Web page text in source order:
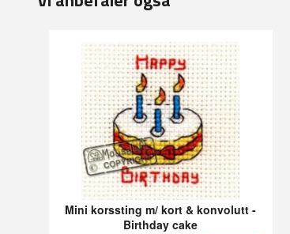
Mini korssting m/ kort & konvolutt -
Birthday cake